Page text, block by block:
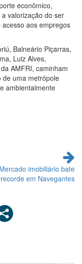
econômico,
valorização do ser
aos empregos
Balneário Piçarras,
Luiz Alves,
AMFRI, caminham
de uma metrópole
ambientalmente
Mercado imobiliário bate
recorde em Navegantes